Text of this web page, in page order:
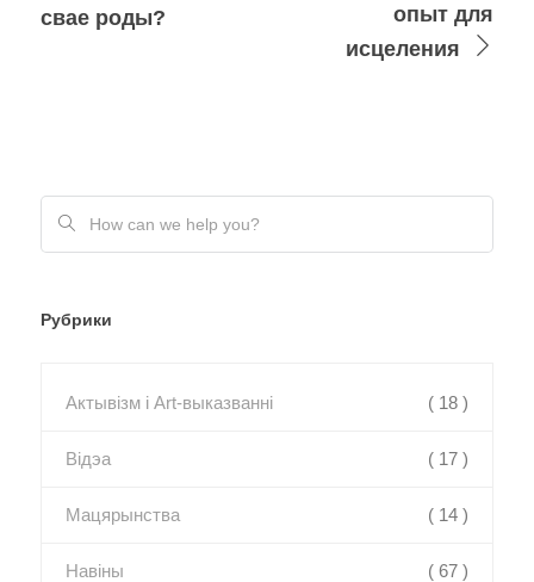
свае роды?
опыт для
исцеления
Рубрики
Актывізм і Art-выказванні ( 18 )
Відэа ( 17 )
Мацярынства ( 14 )
Навіны ( 67 )